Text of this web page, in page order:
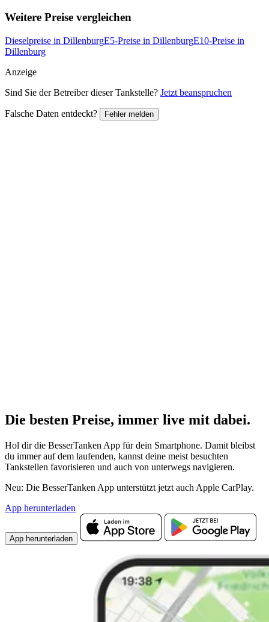
Weitere Preise vergleichen
Dieselpreise in DillenburgE5-Preise in DillenburgE10-Preise in
Dillenburg
Anzeige
Sind Sie der Betreiber dieser Tankstelle? Jetzt beanspruchen
Falsche Daten entdeckt? Fehler melden
Die besten Preise, immer live mit dabei.
Hol dir die BesserTanken App für dein Smartphone. Damit bleibst
du immer auf dem laufenden, kannst deine meist besuchten
Tankstellen favorisieren und auch von unterwegs navigieren.
Neu: Die BesserTanken App unterstützt jetzt auch Apple CarPlay.
App herunterladen
App herunterladen